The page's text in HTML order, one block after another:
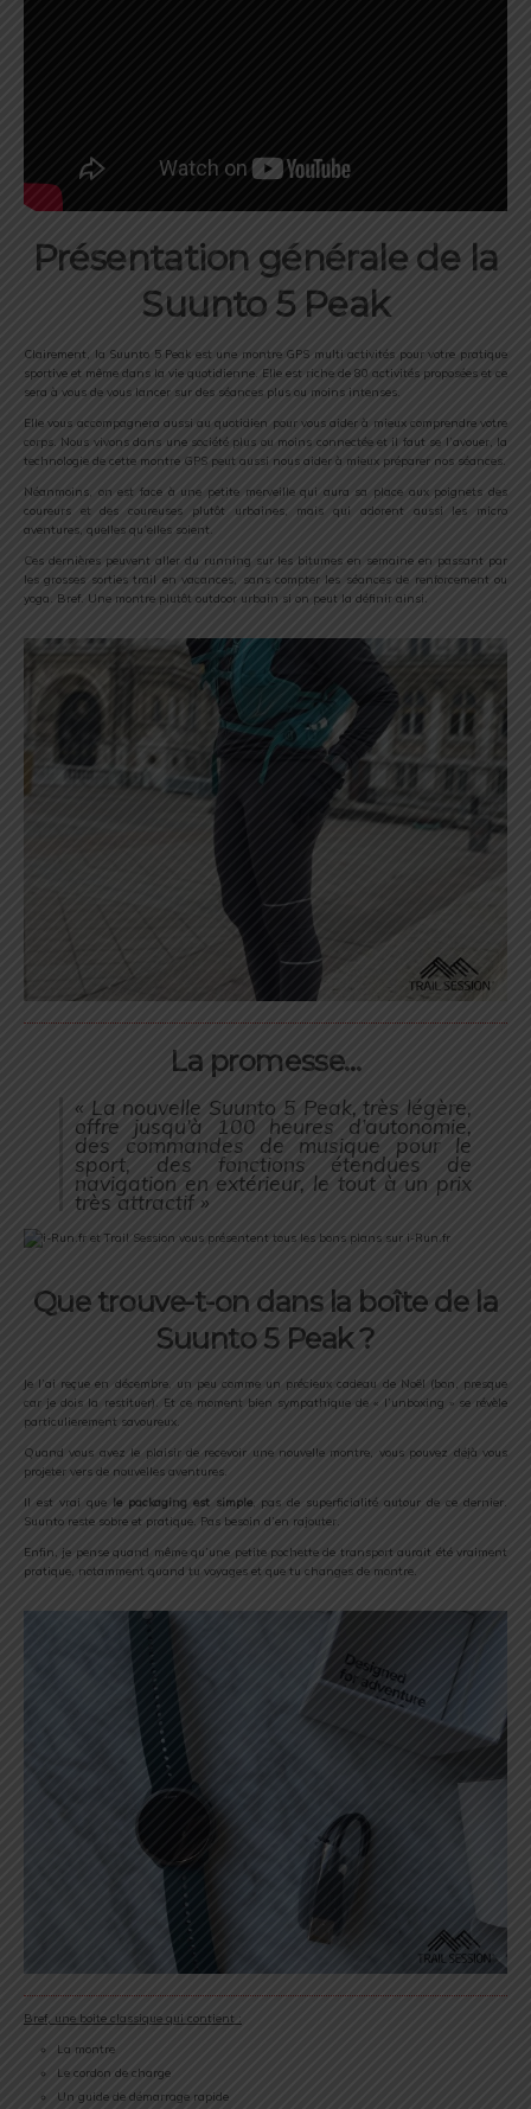
Présentation générale de la
Suunto 5 Peak
Clairement, la Suunto 5 Peak est une montre GPS multi activités pour votre pratique
sportive et même dans la vie quotidienne. Elle est riche de 80 activités proposées et ce
sera à vous de vous lancer sur des séances plus ou moins intenses.
Elle vous accompagnera aussi au quotidien pour vous aider à mieux comprendre votre
corps. Nous vivons dans une société plus ou moins connectée et il faut se l’avouer, la
technologie de cette montre GPS peut aussi nous aider à mieux préparer nos séances.
Néanmoins, on est face à une petite merveille qui aura sa place aux poignets des
coureurs et des coureuses plutôt urbaines, mais qui adorent aussi les micro
aventures, quelles qu’elles soient.
Ces dernières peuvent aller du running sur les bitumes en semaine en passant par
les grosses sorties trail en vacances, sans compter les séances de renforcement ou
yoga. Bref. Une montre plutôt outdoor urbain si on peut la définir ainsi.
La promesse…
« La nouvelle Suunto 5 Peak, très légère,
offre jusqu’à 100 heures d’autonomie,
des commandes de musique pour le
sport, des fonctions étendues de
navigation en extérieur, le tout à un prix
très attractif »
Que trouve-t-on dans la boîte de la
Suunto 5 Peak ?
Je l’ai reçue en décembre, un peu comme un précieux cadeau de Noël (bon, presque
car je dois la restituer). Et ce moment bien sympathique de « l’unboxing » se révèle
particulierement savoureux.
Quand vous avez le plaisir de recevoir une nouvelle montre, vous pouvez déjà vous
projeter vers de nouvelles aventures.
Il est vrai quele packaging est simple, pas de superficialité autour de ce dernier.
Suunto reste sobre et pratique. Pas besoin d’en rajouter.
Enfin, je pense quand même qu’une petite pochette de transport aurait été vraiment
pratique, notamment quand tu voyages et que tu changes de montre.
Bref, une boite classique qui contient :
La montre
Le cordon de charge
Un guide de démarrage rapide